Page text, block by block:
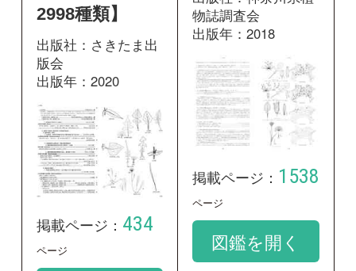
掲載ページ：434
ページ
図鑑を開く
図鑑を開く
増補改訂 日本
帰化植物写真図
鑑 第2巻
―Plant invader
出版社：全国農村教
育協会
増補改訂 日本
帰化植物写真図
―Plant invader
500種―
出版社：全国農村教
出版年：2010